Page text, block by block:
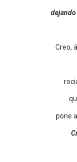
dejando
Creo,
pone